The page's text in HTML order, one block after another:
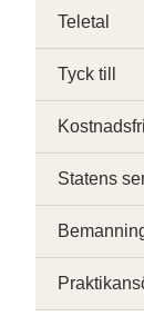
Teletal
Tyck till
Statens